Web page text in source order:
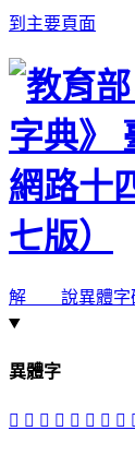
到主要頁面
解 說異體字
異體字
𠦜 𠩽 󱰑 𠪌 󱰞 󱰕 𠪛 󱰓